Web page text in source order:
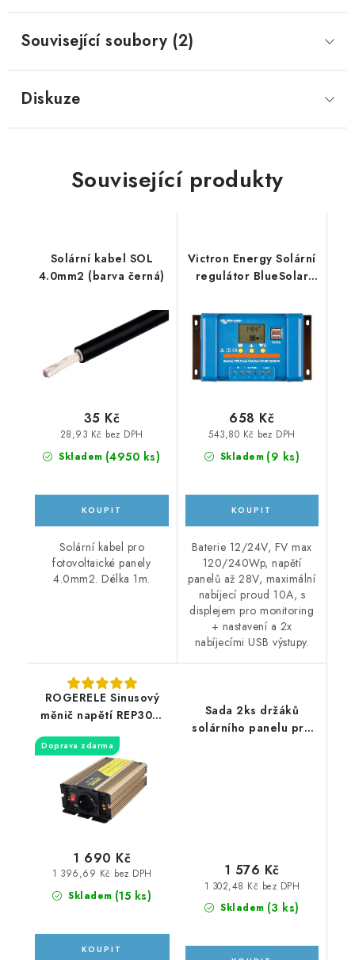
OBCHODNÍ PODMÍNKY
Prodejna NEHVIZDY
Prodejna ÚSTÍ n. LABEM
KONTAKTY
ZPĚTNÝ ODBĚR ELEKTROZAŘÍZENÍ, BATERIÍ A
AKUMULÁTORŮ
Související soubory (2)
Diskuze
Související produkty
Solární kabel SOL
4.0mm2 (barva černá)
Skladem (4950 ks)
28,93 Kč bez DPH
35 Kč
Solární kabel pro
fotovoltaické panely
4.0mm2. Délka 1m.
Victron Energy Solární
regulátor BlueSolar
12/24V-10A
Skladem (9 ks)
543,80 Kč bez DPH
658 Kč
Baterie 12/24V, FV max
120/240Wp, napětí
panelů až 28V, maximální
nabíjecí proud 10A, s
displejem pro monitoring
+ nastavení a 2x
nabíjecími USB výstupy.
ROGERELE Sinusový
měnič napětí REP300-
Doprava zdarma
Skladem (15 ks)
1 396,69 Kč bez DPH
1 690 Kč
Sada 2ks držáků
solárního panelu pro
Skladem (3 ks)
1 302,48 Kč bez DPH
1 576 Kč